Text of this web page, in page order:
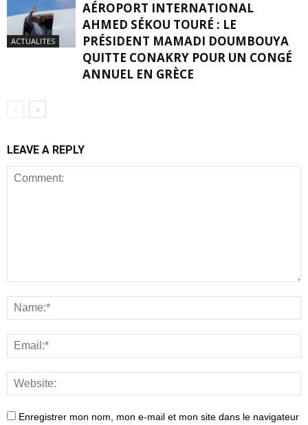
ACTUALITES
AÉROPORT INTERNATIONAL
AHMED SÉKOU TOURÉ : LE
PRÉSIDENT MAMADI DOUMBOUYA
QUITTE CONAKRY POUR UN CONGÉ
ANNUEL EN GRÈCE
LEAVE A REPLY
Enregistrer mon nom, mon e-mail et mon site dans le navigateur